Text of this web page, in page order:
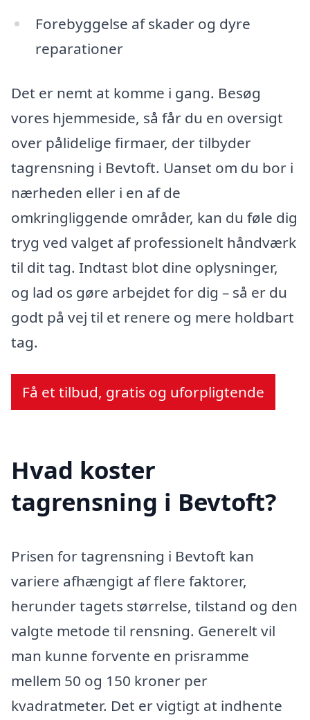
Forebyggelse af skader og dyre
reparationer
Det er nemt at komme i gang. Besøg
vores hjemmeside, så får du en oversigt
over pålidelige firmaer, der tilbyder
tagrensning i Bevtoft. Uanset om du bor i
nærheden eller i en af de
omkringliggende områder, kan du føle dig
tryg ved valget af professionelt håndværk
til dit tag. Indtast blot dine oplysninger,
og lad os gøre arbejdet for dig – så er du
godt på vej til et renere og mere holdbart
tag.
Få et tilbud, gratis og uforpligtende
Hvad koster
tagrensning i Bevtoft?
Prisen for tagrensning i Bevtoft kan
variere afhængigt af flere faktorer,
herunder tagets størrelse, tilstand og den
valgte metode til rensning. Generelt vil
man kunne forvente en prisramme
mellem 50 og 150 kroner per
kvadratmeter. Det er vigtigt at indhente